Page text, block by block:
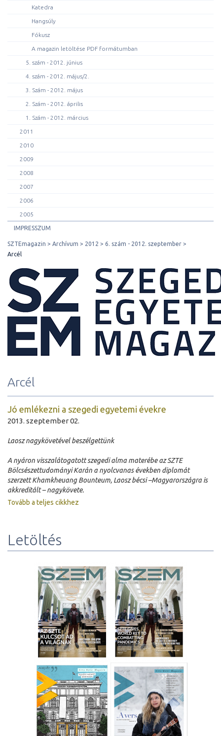
Katedra
Hangsúly
Fókusz
A magazin letöltése PDF formátumban
5. szám - 2012. június
4. szám - 2012. május/2.
3. Szám - 2012. május
2. Szám - 2012. április
1. Szám - 2012. március
2011
2010
2009
2008
2007
2006
2005
IMPRESSZUM
SZTEmagazin Archívum 2012
6. szám - 2012. szeptember
Arcél
Arcél
Jó emlékezni a szegedi egyetemi évekre
2013. szeptember 02.
Laosz nagykövetével beszélgettünk
A nyáron visszalátogatott szegedi alma materébe az SZTE
Bölcsészettudományi Karán a nyolcvanas években diplomát
szerzett Khamkheuang Bounteum, Laosz bécsi –Magyarországra is
akkreditált – nagykövete.
Tovább a teljes cikkhez
Letöltés